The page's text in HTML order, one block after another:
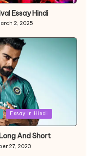
Essay Hindi
2, 2025
Essay In Hindi
And Short
27, 2023